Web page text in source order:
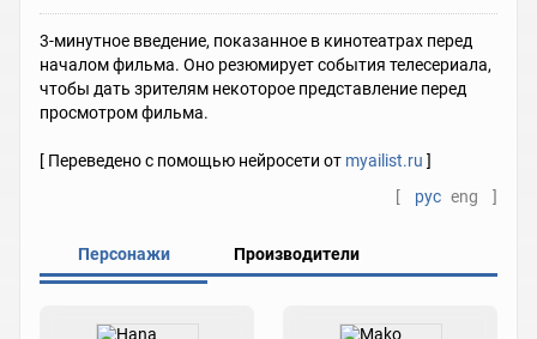
3-минутное введение, показанное в кинотеатрах перед
началом фильма. Оно резюмирует события телесериала,
чтобы дать зрителям некоторое представление перед
просмотром фильма.
[ Переведено с помощью нейросети от myailist.ru ]
[
рус eng ]
Персонажи Производители